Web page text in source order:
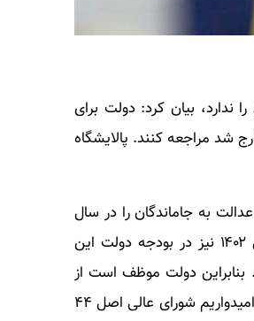
ندارد، بیان کرد: دولت برای
خارج شد مراجعه کنند. پالایشگاه
به جاماندگان را در سال
۱۴۰۱ تصویب کرد که دولت باید به این افراد سهام اختصاص می‌داد اما انجام نشد. سال ۱۴۰۲ نیز در بودجه دولت این
دولت موظف است از
بودجه ۱۴۰۱ نسبت به واگذاری سهام به جاماندگان اقدام کند. هنوز این کار انجام نشده اما امیدواریم شورای عالی اصل ۴۴